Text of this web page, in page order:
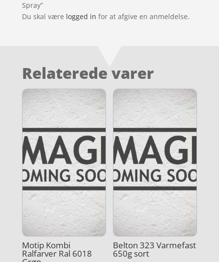
Spray”
Du skal være logged in for at afgive en anmeldelse.
Relaterede varer
Motip Kombi
Ralfarver Ral 6018
Belton 323 Varmefast
650g sort